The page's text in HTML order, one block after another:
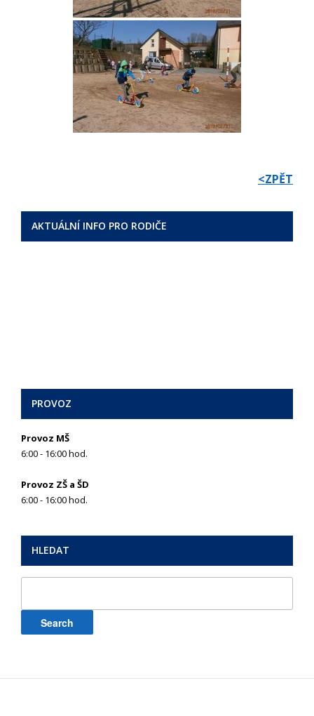
AKTUÁLNÍ INFO PRO RODIČE
PROVOZ
Provoz MŠ
6:00 - 16:00 hod.
Provoz ZŠ a ŠD
6:00 - 16:00 hod.
HLEDAT
<ZPĚT